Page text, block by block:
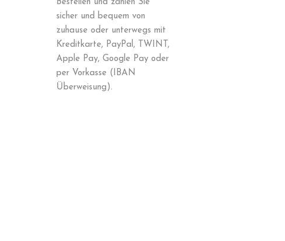
Bestellen und zahlen Sie
sicher und bequem von
zuhause oder unterwegs mit
Kreditkarte, PayPal, TWINT,
Apple Pay, Google Pay oder
per Vorkasse (IBAN
Überweisung).